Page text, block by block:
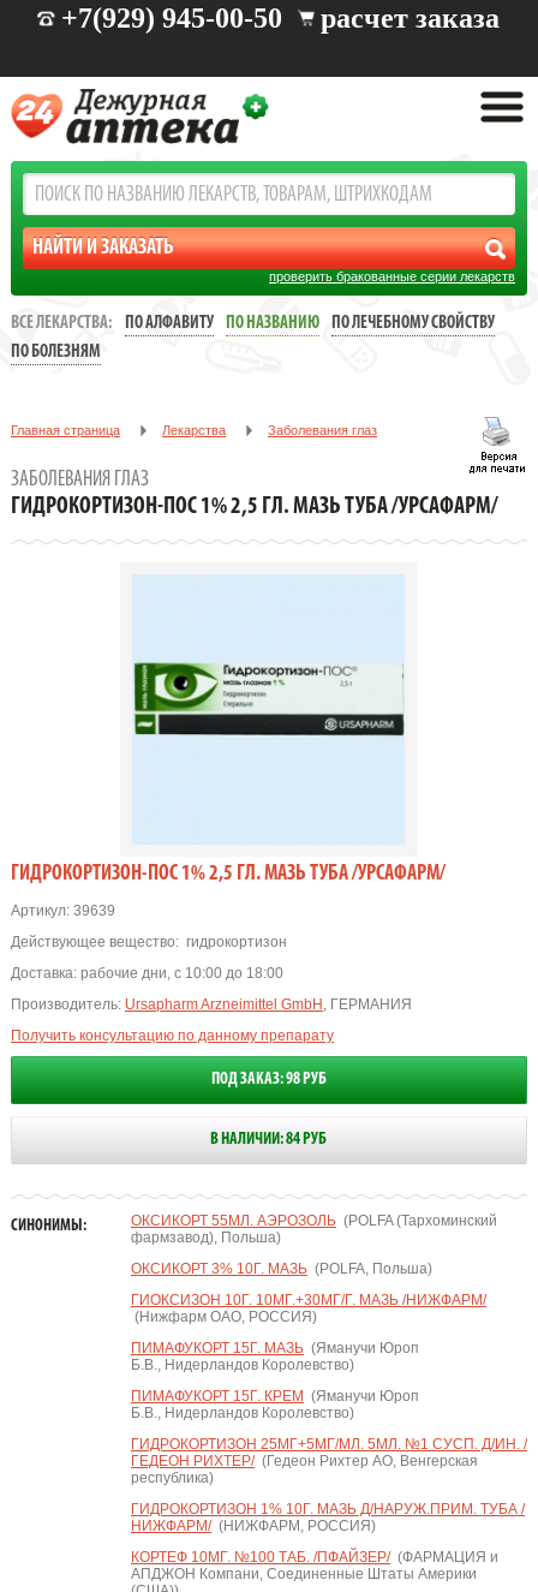
+7(929) 945-00-50 расчет заказа
проверить бракованные серии лекарств
ВСЕ ЛЕКАРСТВА: ПО АЛФАВИТУ ПО НАЗВАНИЮ
ПО ЛЕЧЕБНОМУ СВОЙСТВУ
ПО БОЛЕЗНЯМ
Главная страница Лекарства Заболевания глаз
ЗАБОЛЕВАНИЯ ГЛАЗ
ГИДРОКОРТИЗОН-ПОС 1% 2,5 ГЛ. МАЗЬ ТУБА /УРСАФАРМ/
ГИДРОКОРТИЗОН-ПОС 1% 2,5 ГЛ. МАЗЬ ТУБА /УРСАФАРМ/
Артикул:39639
Действующее вещество: гидрокортизон
Доставка: рабочие дни, с 10:00 до 18:00
Производитель: Ursapharm Arzneimittel GmbH , ГЕРМАНИЯ
Получить консультацию по данному препарату
ПОД ЗАКАЗ: 98 РУБ
В НАЛИЧИИ: 84 РУБ
СИНОНИМЫ: ОКСИКОРТ 55МЛ. АЭРОЗОЛЬ(POLFA (Тархоминский
фармзавод), Польша)
ОКСИКОРТ 3% 10Г. МАЗЬ(POLFA, Польша)
ГИОКСИЗОН 10Г. 10МГ.+30МГ/Г. МАЗЬ /НИЖФАРМ/
(Нижфарм ОАО, РОССИЯ)
ПИМАФУКОРТ 15Г. МАЗЬ(Яманучи Юроп
Б.В., Нидерландов Королевство)
ПИМАФУКОРТ 15Г. КРЕМ (Яманучи Юроп
Б.В., Нидерландов Королевство)
ГИДРОКОРТИЗОН 25МГ+5МГ/МЛ. 5МЛ. №1 СУСП. Д/ИН. /
ГЕДЕОН РИХТЕР/(Гедеон Рихтер АО, Венгерская
республика)
ГИДРОКОРТИЗОН 1% 10Г. МАЗЬ Д/НАРУЖ.ПРИМ. ТУБА /
НИЖФАРМ/(НИЖФАРМ, РОССИЯ)
КОРТЕФ 10МГ. №100 ТАБ. /ПФАЙЗЕР/(ФАРМАЦИЯ и
АПДЖОН Компани, Соединенные Штаты Америки